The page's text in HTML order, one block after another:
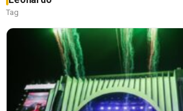
Tag